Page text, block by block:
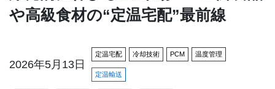
や高級食材の“定温宅配”最前線
2026年5月13日
定温宅配 冷却技術 PCM 温度管理
定温輸送